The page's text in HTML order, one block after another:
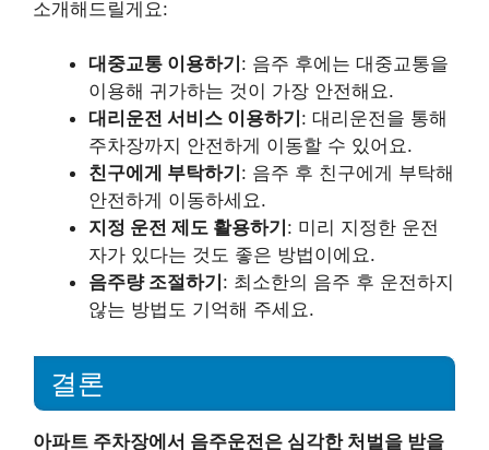
소개해드릴게요:
대중교통 이용하기 : 음주 후에는 대중교통을
이용해 귀가하는 것이 가장 안전해요.
대리운전 서비스 이용하기 : 대리운전을 통해
주차장까지 안전하게 이동할 수 있어요.
친구에게 부탁하기 : 음주 후 친구에게 부탁해
안전하게 이동하세요.
지정 운전 제도 활용하기 : 미리 지정한 운전
자가 있다는 것도 좋은 방법이에요.
음주량 조절하기 : 최소한의 음주 후 운전하지
않는 방법도 기억해 주세요.
결론
아파트 주차장에서 음주운전은 심각한 처벌을 받을